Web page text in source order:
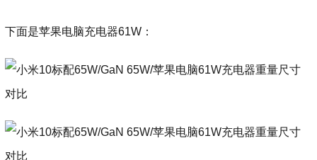
下面是苹果电脑充电器61W：